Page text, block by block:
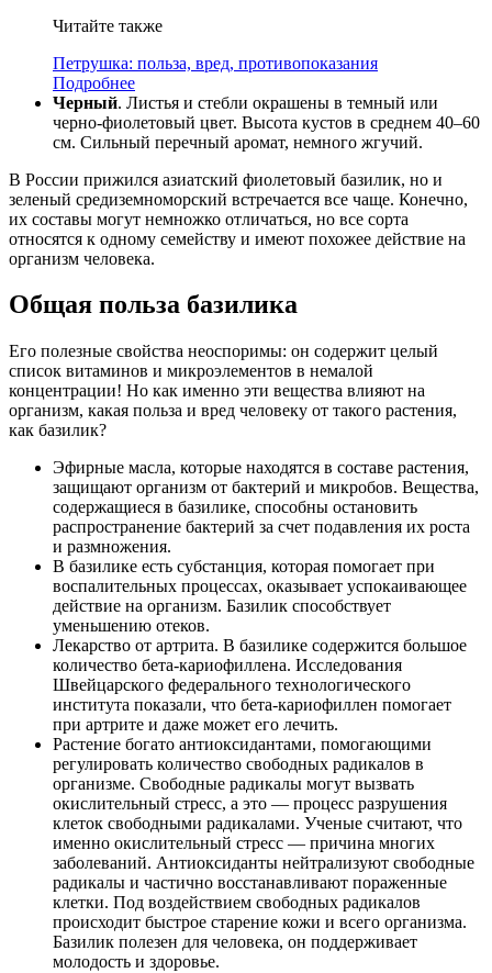
Читайте также
Петрушка: польза, вред, противопоказания
Подробнее
Черный. Листья и стебли окрашены в темный или
черно-фиолетовый цвет. Высота кустов в среднем 40–60
см. Сильный перечный аромат, немного жгучий.
В России прижился азиатский фиолетовый базилик, но и
зеленый средиземноморский встречается все чаще. Конечно,
их составы могут немножко отличаться, но все сорта
относятся к одному семейству и имеют похожее действие на
организм человека.
Общая польза базилика
Его полезные свойства неоспоримы: он содержит целый
список витаминов и микроэлементов в немалой
концентрации! Но как именно эти вещества влияют на
организм, какая польза и вред человеку от такого растения,
как базилик?
Эфирные масла, которые находятся в составе растения,
защищают организм от бактерий и микробов. Вещества,
содержащиеся в базилике, способны остановить
распространение бактерий за счет подавления их роста
и размножения.
В базилике есть субстанция, которая помогает при
воспалительных процессах, оказывает успокаивающее
действие на организм. Базилик способствует
уменьшению отеков.
Лекарство от артрита. В базилике содержится большое
количество бета-кариофиллена. Исследования
Швейцарского федерального технологического
института показали, что бета-кариофиллен помогает
при артрите и даже может его лечить.
Растение богато антиоксидантами, помогающими
регулировать количество свободных радикалов в
организме. Свободные радикалы могут вызвать
окислительный стресс, а это — процесс разрушения
клеток свободными радикалами. Ученые считают, что
именно окислительный стресс — причина многих
заболеваний. Антиоксиданты нейтрализуют свободные
радикалы и частично восстанавливают пораженные
клетки. Под воздействием свободных радикалов
происходит быстрое старение кожи и всего организма.
Базилик полезен для человека, он поддерживает
молодость и здоровье.